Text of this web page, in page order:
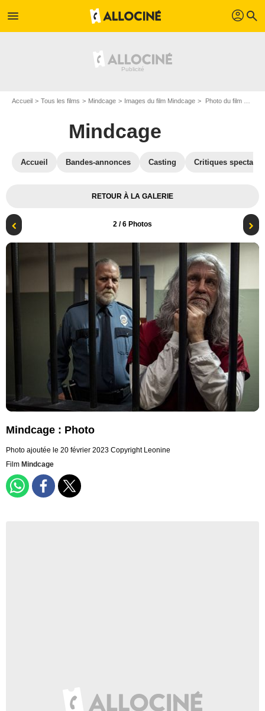
menu profil search
Accueil Tous les films Mindcage Images du film Mindcage Photo du film Mindcage - Photo 2
Mindcage
Accueil Bandes-annonces Casting Critiques
RETOUR À LA GALERIE
2 / 6 Photos
Mindcage : Photo
Photo ajoutée le 20 février 2023 Copyright Leonine
Film Mindcage